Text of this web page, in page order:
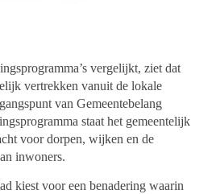
vergelijkt, ziet dat
vertrekken vanuit de lokale
van Gemeentebelang
staat het gemeentelijk
voor dorpen, wijken en de
inwoners.
kiest voor een benadering waarin